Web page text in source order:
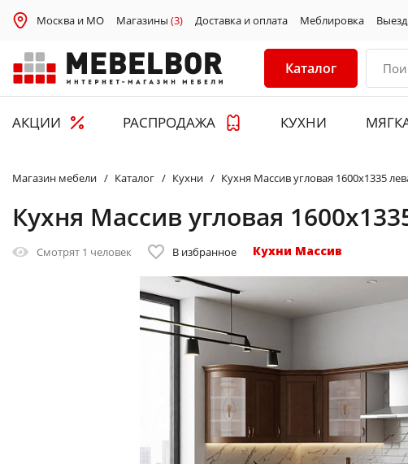
Москва и МО Магазины (3) Доставка и оплата Меблировка
Каталог
АКЦИИ РАСПРОДАЖА КУХНИ
Магазин мебели Каталог Кухни Кухня Массив угловая 1600х1335
Кухня Массив угловая
Смотрят 1 человек В избранное Кухни Массив